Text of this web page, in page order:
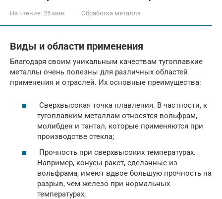
На чтение: 25 мин Обработка металла
Виды и области применения
Благодаря своим уникальным качествам тугоплавкие
металлы очень полезны для различных областей
применения и отраслей. Их основные преимущества:
Сверхвысокая точка плавления. В частности, к
тугоплавким металлам относятся вольфрам,
молибден и тантал, которые применяются при
производстве стекла;
Прочность при сверхвысоких температурах.
Например, конусы ракет, сделанные из
вольфрама, имеют вдвое большую прочность на
разрыв, чем железо при нормальных
температурах;